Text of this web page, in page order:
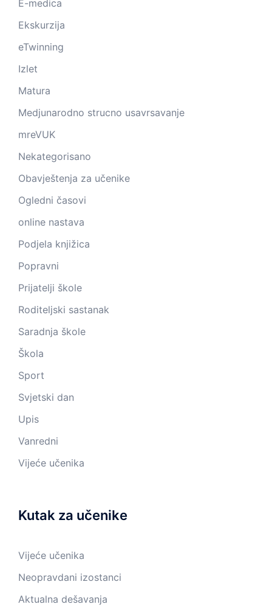
E-medica
Ekskurzija
eTwinning
Izlet
Matura
Medjunarodno strucno usavrsavanje
mreVUK
Nekategorisano
Obavještenja za učenike
Ogledni časovi
online nastava
Podjela knjižica
Popravni
Prijatelji škole
Roditeljski sastanak
Saradnja škole
Škola
Sport
Svjetski dan
Upis
Vanredni
Vijeće učenika
Kutak za učenike
Vijeće učenika
Neopravdani izostanci
Aktualna dešavanja